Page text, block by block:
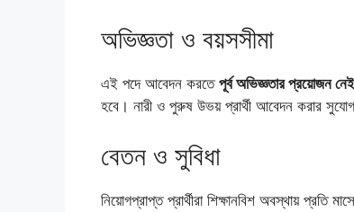
অভিজ্ঞতা ও বয়সসীমা
এই পদে আবেদন করতে পূর্ব অভিজ্ঞতার প্রয়োজন নেই
হবে। নারী ও পুরুষ উভয় প্রার্থী আবেদন করার
বেতন ও সুবিধা
নিয়োগপ্রাপ্ত প্রার্থীরা শিক্ষানবিশ অবস্থায় প্রতি